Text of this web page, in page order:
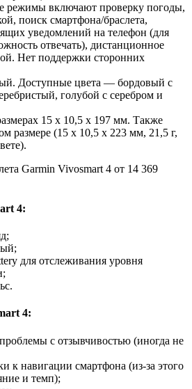
режимы включают проверку погоды,
поиск смартфона/браслета,
уведомлений на телефон (для
отвечать), дистанционное
Нет поддержки сторонних
Доступные цвета — бордовый с
голубой с серебром и
15 x 10,5 x 197 мм. Также
размере (15 x 10,5 x 223 мм, 21,5 г,
Garmin Vivosmart 4 от 14 369
4:
для отслеживания уровня
4:
с отзывчивостью (иногда не
к навигации смартфона (из-за этого
и темп);